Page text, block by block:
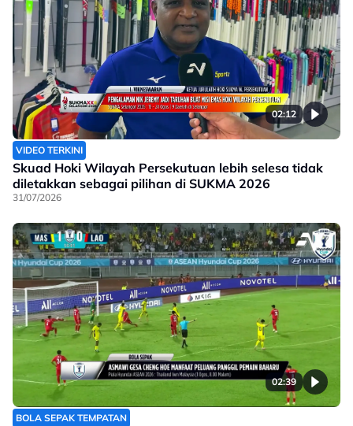
02:12
VIDEO TERKINI
Skuad Hoki Wilayah Persekutuan lebih selesa tidak
diletakkan sebagai pilihan di SUKMA 2026
31/07/2026
02:39
BOLA SEPAK TEMPATAN